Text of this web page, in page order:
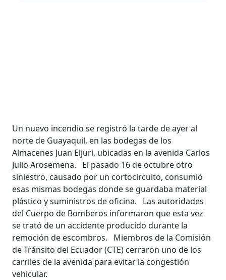
Un nuevo incendio se registró la tarde de ayer al
norte de Guayaquil, en las bodegas de los
Almacenes Juan Eljuri, ubicadas en la avenida Carlos
Julio Arosemena. El pasado 16 de octubre otro
siniestro, causado por un cortocircuito, consumió
esas mismas bodegas donde se guardaba material
plástico y suministros de oficina. Las autoridades
del Cuerpo de Bomberos informaron que esta vez
se trató de un accidente producido durante la
remoción de escombros. Miembros de la Comisión
de Tránsito del Ecuador (CTE) cerraron uno de los
carriles de la avenida para evitar la congestión
vehicular.